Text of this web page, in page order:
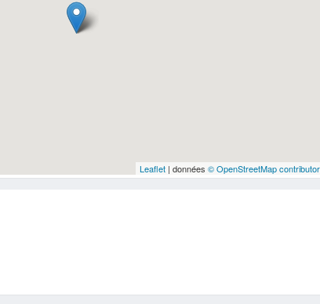
Leaflet| données © OpenStreetMap